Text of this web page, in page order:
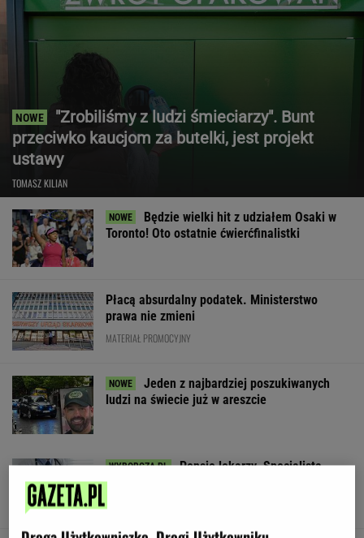
"Zrobiliśmy z ludzi śmieciarzy". Bunt
przeciwko kaucjom za butelki, jest projekt
ustawy
TOMASZ KILIAN
Będzie wielki hit z udziałem Osaki w
Toronto! Oto ostatnie ćwierćfinalistki
Płacą absurdalny podatek. Ministerstwo
prawa nie zmieni
MATERIAŁ PROMOCYJNY
Jeden z najbardziej poszukiwanych
ludzi na świecie już w areszcie
Pensje lekarzy. Specjalista
hematolog dostał podwyżkę, ale zarabia mniej